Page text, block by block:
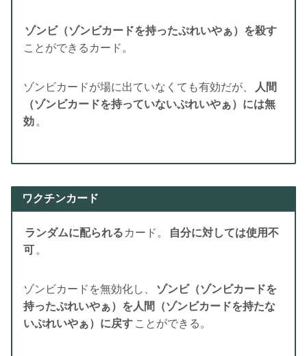
ゾンビ（ゾンビカードを持ったぷれいやぁ）を殺す
ことができるカード。
ゾンビカードが場に出ていなくても有効だが、
人間
（ゾンビカードを持っていないぷれいやぁ）には無
効 。
ワクチンカード
ランダムに配られる カード。
自分に対しては使用不
可 。
ゾンビカードを無効化し、
ゾンビ（ゾンビカードを
持ったぷれいやぁ）を人間（ゾンビカードを持たな
いぷれいやぁ）に戻す ことができる。